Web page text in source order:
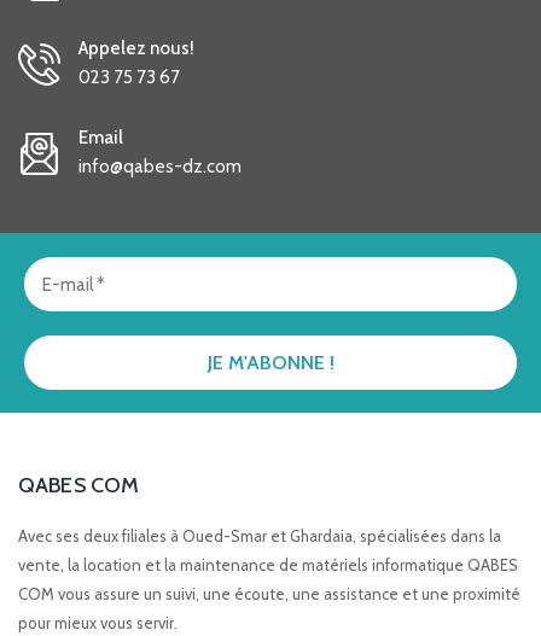
Appelez nous!
023 75 73 67
Email
info@qabes-dz.com
QABES COM
Avec ses deux filiales à Oued-Smar et Ghardaia, spécialisées dans la
vente, la location et la maintenance de matériels informatique QABES
COM vous assure un suivi, une écoute, une assistance et une proximité
pour mieux vous servir.